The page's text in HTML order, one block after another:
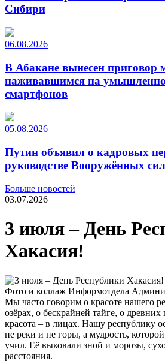
Сибири
06.08.2026
В Абакане вынесен приговор
наживавшимся на
смартфонов
05.08.2026
Путин объявил о кадровых
руководстве Вооружённых сил
Больше новостей
03.07.2026
3 июля – День
Хакасия!
Фото и коллаж Информотдела
Мы часто говорим о красоте нашего
озёрах, о бескрайней тайге, о
красота – в лицах. Нашу республику
не реки и не горы, а мудрость,
учил. Её выковали зной и морозы,
расстояния.